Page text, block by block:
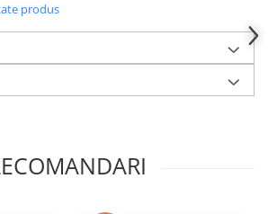
de motor disponibile în comerț
și convertoare catalitice
la temperaturi ridicate și scăzute
după pornire la rece
produs